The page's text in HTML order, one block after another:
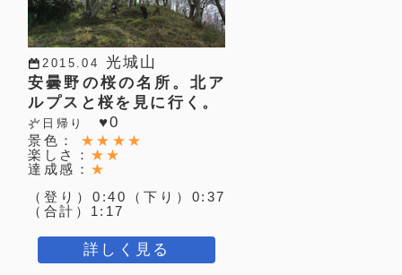
2015.04
光城山
安曇野の桜の名所。北ア
ルプスと桜を見に行く。
日帰り ♥0
景色： ★★★★
楽しさ： ★★
達成感： ★
（登り）0:40（下り）0:37
（合計）1:17
詳しく見る